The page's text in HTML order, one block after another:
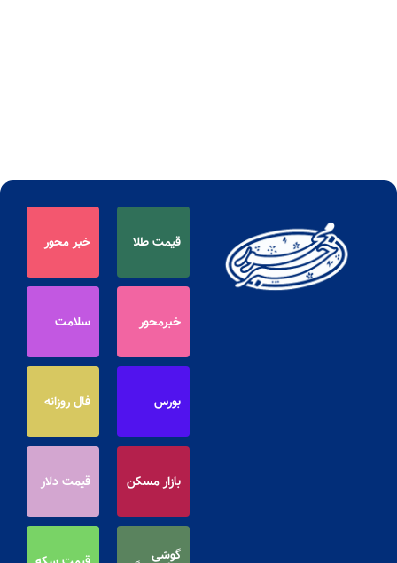
قیمت طلا خبر محور
خبرمحور سلامت
بورس فال روزانه
بازار مسکن قیمت دلار
گوشی